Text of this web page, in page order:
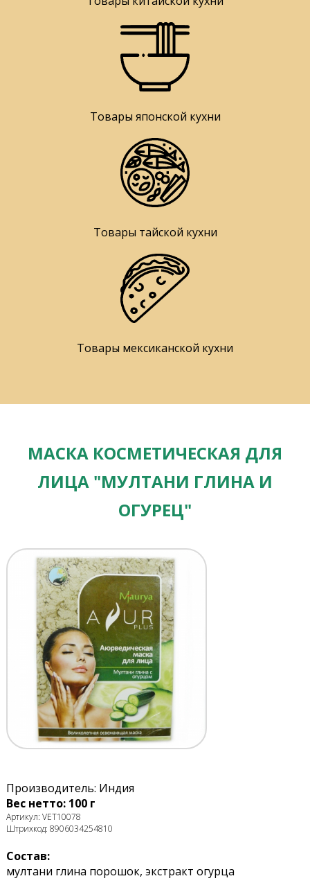
Товары японской кухни
Товары тайской кухни
Товары мексиканской кухни
МАСКА КОСМЕТИЧЕСКАЯ ДЛЯ
ЛИЦА "МУЛТАНИ ГЛИНА И
ОГУРЕЦ"
Производитель: Индия
Вес нетто: 100 г
Артикул: VET10078
Штрихкод: 8906034254810
Состав:
мултани глина порошок, экстракт огурца